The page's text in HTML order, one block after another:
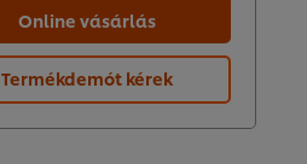
Online vásárlás
Termékdemót kérek